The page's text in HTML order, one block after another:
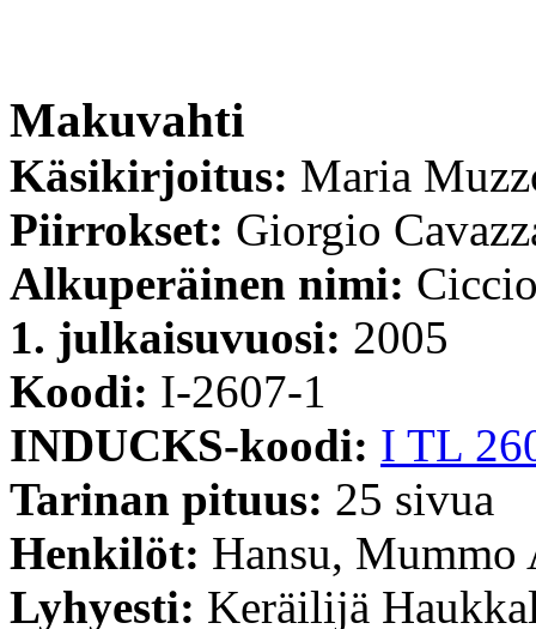
Makuvahti
Käsikirjoitus: Maria
Piirrokset: Giorgio
Alkuperäinen nimi:
1. julkaisuvuosi: 2005
Koodi: I-2607-1
INDUCKS-koodi: I TL
Tarinan pituus: 25 sivua
Henkilöt: Hansu, Mummo
Lyhyesti: Keräilijä